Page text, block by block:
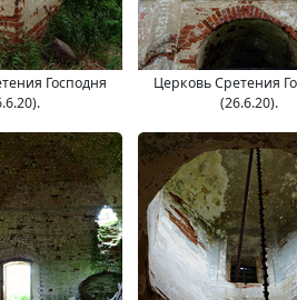
Господня
Церковь Сретения
(26.6.20).